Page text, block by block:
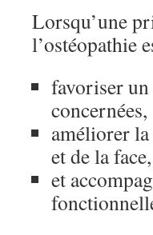
Lorsqu’une
l’ostéopathie
favoriser
concernées,
améliorer
et de la face,
et